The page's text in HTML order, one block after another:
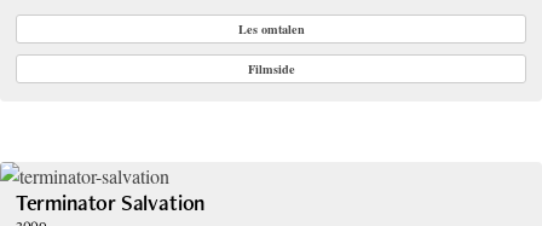
Les omtalen
Filmside
Terminator Salvation